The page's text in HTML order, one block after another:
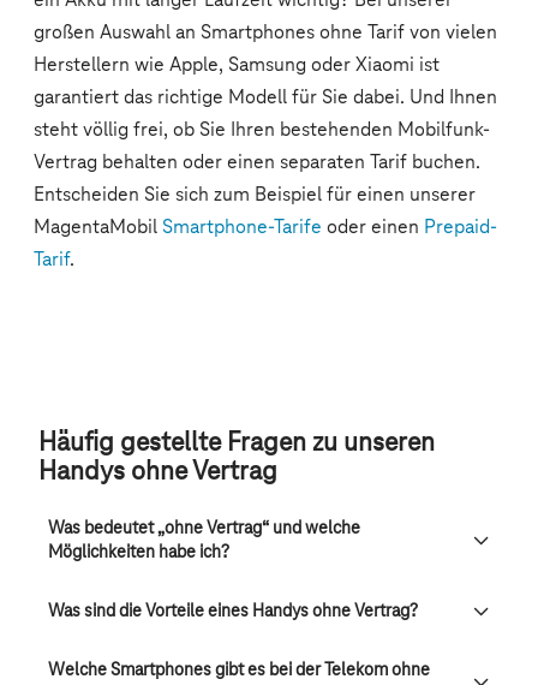
Häufig gestellte Fragen zu unseren
Handys ohne Vertrag
Was bedeutet „ohne Vertrag“ und welche
Möglichkeiten habe ich?
Was sind die Vorteile eines Handys ohne Vertrag?
Welche Smartphones gibt es bei der Telekom ohne